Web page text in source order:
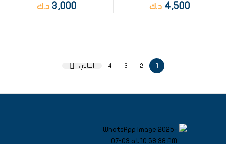
4,500 د.ك 3,000 د.ك
1
2
3
4 التالي